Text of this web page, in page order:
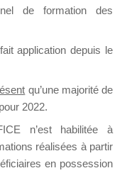
mois
de formation des
application depuis le
qu’une majorité de
2022.
n’est habilitée à
réalisées à partir
en possession